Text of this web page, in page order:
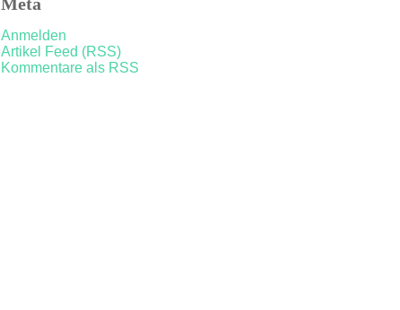
Anmelden
Artikel Feed (RSS)
Kommentare als RSS